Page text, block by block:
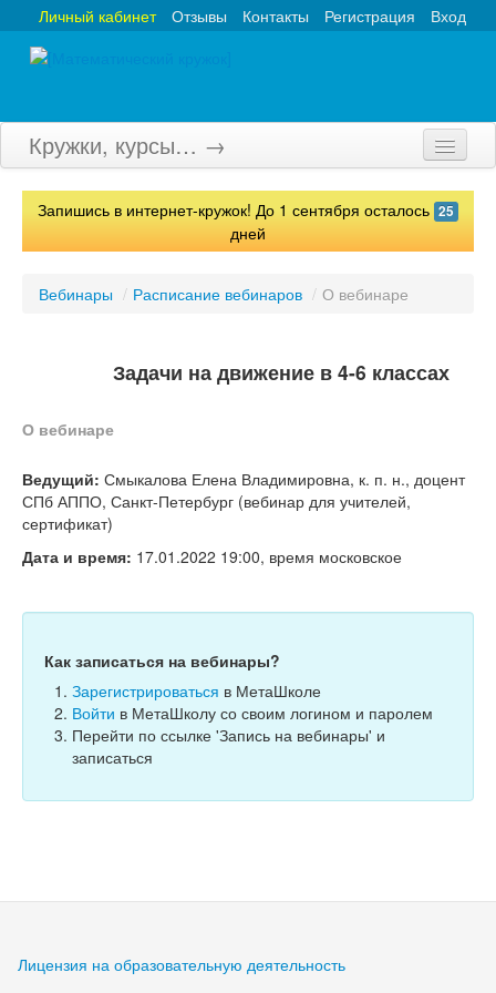
Вход
Регистрация
Контакты
Отзывы
Личный кабинет
Кружки, курсы… →
Главная
Тесты
Запишись в интернет-кружок! До 1 сентября осталось 25
дней
Вебинары / Расписание вебинаров / О вебинаре
Задачи на движение в 4-6 классах
О вебинаре
Ведущий: Смыкалова Елена Владимировна, к. п. н., доцент
СПб АППО, Санкт-Петербург (вебинар для учителей,
сертификат)
Дата и время: 17.01.2022 19:00, время московское
Как записаться на вебинары?
Зарегистрироваться в МетаШколе
Войти в МетаШколу со своим логином и паролем
Перейти по ссылке 'Запись на вебинары' и
записаться
Лицензия на образовательную деятельность